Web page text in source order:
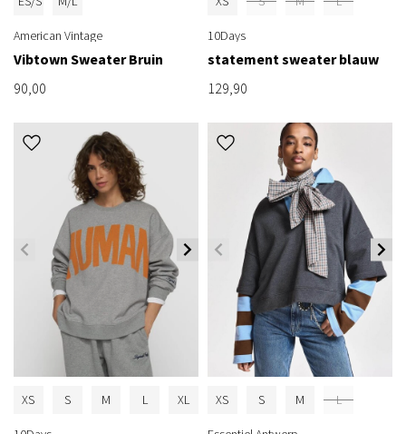
American Vintage
Vibtown Sweater Bruin
90,00
10Days
statement sweater blauw
129,90
XS S M L XL XS S M L